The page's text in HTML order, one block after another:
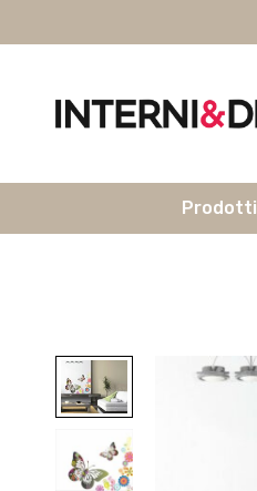
Prodotti